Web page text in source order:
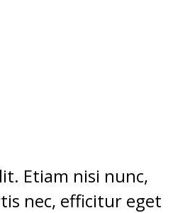
Etiam nisi nunc,
nec, efficitur eget